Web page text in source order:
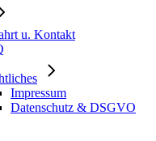
u. Kontakt
Impressum
Datenschutz & DSGVO